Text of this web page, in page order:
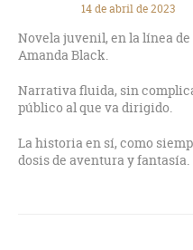
14 de abril de 2023
Novela juvenil, en la línea
Amanda Black.
Narrativa fluida, sin
público al que va dirigido.
La historia en sí, como
dosis de aventura y fantasía.